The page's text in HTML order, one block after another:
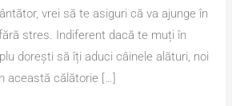
vrei să te asiguri că va ajunge în
stres. Indiferent dacă te muți în
dorești să îți aduci câinele alături, noi
această călătorie […]